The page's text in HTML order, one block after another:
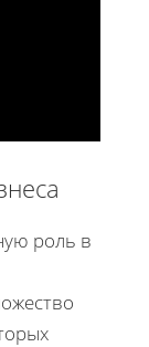
роль в